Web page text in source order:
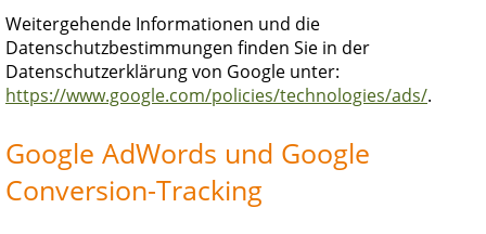
Weitergehende Informationen und die
Datenschutzbestimmungen finden Sie in der
Datenschutzerklärung von Google unter:
https://www.google.com/policies/technologies/ads/.
Google AdWords und Google
Conversion-Tracking